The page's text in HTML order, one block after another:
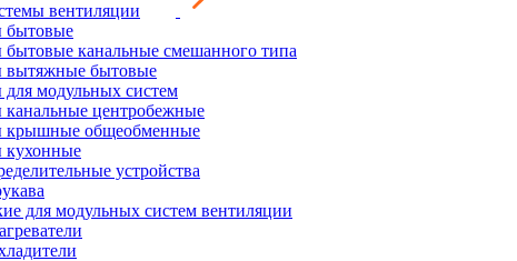
вентиляции
бытовые
бытовые канальные смешанного типа
вытяжные бытовые
модульных систем
канальные центробежные
крышные общеобменные
кухонные
устройства
для модульных систем вентиляции